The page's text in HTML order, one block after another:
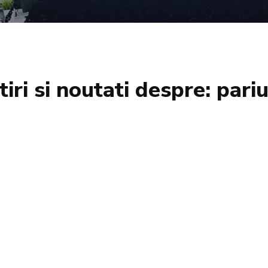
si noutati despre: